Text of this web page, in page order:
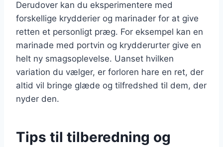
Derudover kan du eksperimentere med
forskellige krydderier og marinader for at give
retten et personligt præg. For eksempel kan en
marinade med portvin og krydderurter give en
helt ny smagsoplevelse. Uanset hvilken
variation du vælger, er forloren hare en ret, der
altid vil bringe glæde og tilfredshed til dem, der
nyder den.
Tips til tilberedning og